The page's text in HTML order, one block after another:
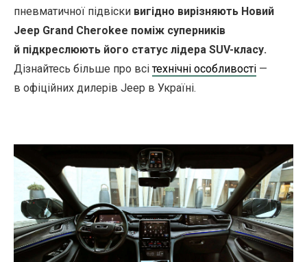
пневматичної підвіски вигідно вирізняють Новий
Jeep Grand Cherokee поміж суперників
й підкреслюють його статус лідера SUV-класу.
Дізнайтесь більше про всітехнічні особливості —
в офіційних дилерів Jeep в Україні.